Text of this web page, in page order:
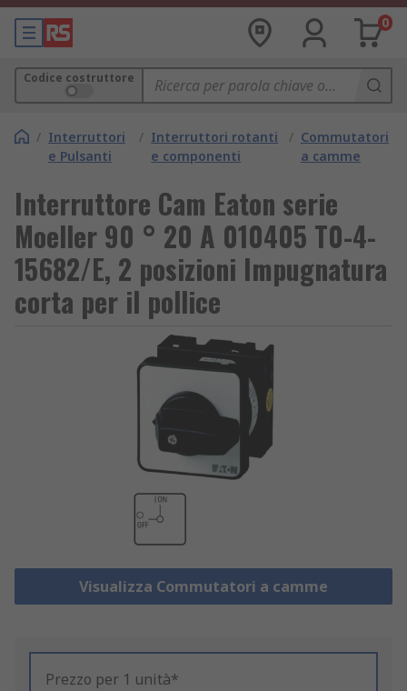
0
Codice costruttore
/ Interruttori
e Pulsanti
/ Interruttori rotanti
e componenti
/ Commutatori
a camme
Interruttore Cam Eaton serie
Moeller 90 ° 20 A 010405 T0-4-
15682/E, 2 posizioni Impugnatura
corta per il pollice
Visualizza Commutatori a camme
Prezzo per 1 unità*